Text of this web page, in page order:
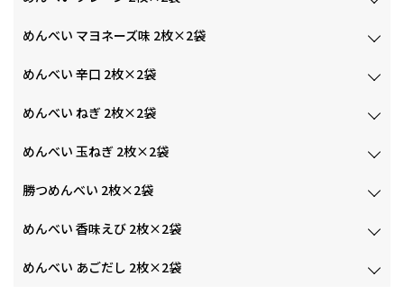
めんべい マヨネーズ味 2枚×2袋
めんべい 辛口 2枚×2袋
めんべい ねぎ 2枚×2袋
めんべい 玉ねぎ 2枚×2袋
勝つめんべい 2枚×2袋
めんべい 香味えび 2枚×2袋
めんべい あごだし 2枚×2袋